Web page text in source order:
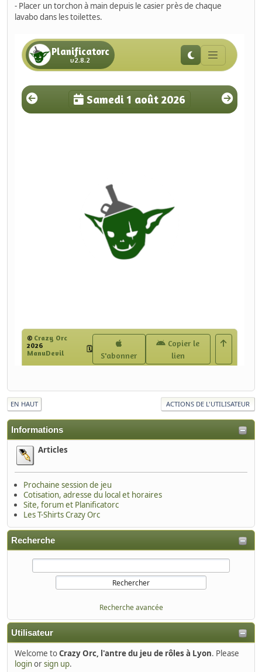
Informations
Articles
Prochaine session de jeu
Cotisation, adresse du local et horaires
Site, forum et Planificatorc
Les T-Shirts Crazy Orc
Recherche
Recherche avancée
Utilisateur
Welcome toCrazy Orc, l'antre du jeu de rôles à Lyon. Please
loginorsign up.
- Placer un torchon à main depuis le casier près de chaque
lavabo dans les toilettes.
EN HAUT ACTIONS DE L'UTILISATEUR